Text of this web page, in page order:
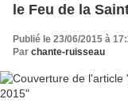
le Feu de la
Publié le 23/06/2015 à
Par chante-ruisseau